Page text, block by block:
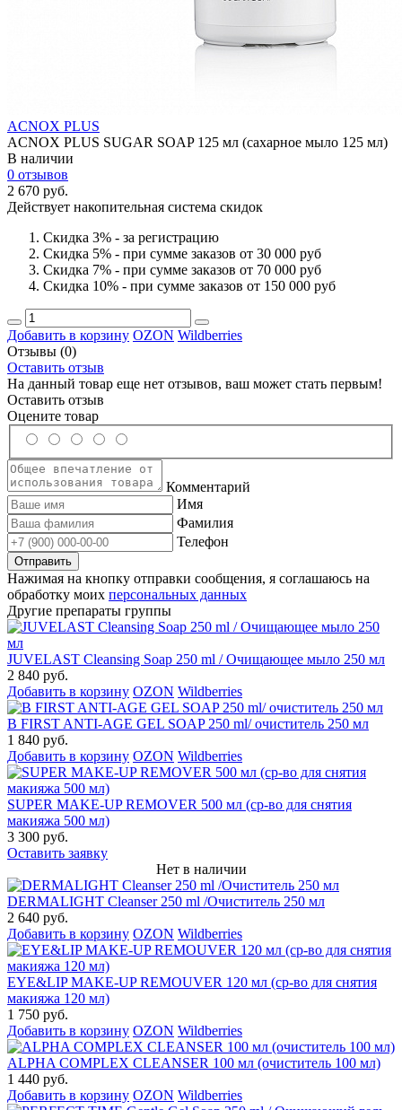
ACNOX PLUS
ACNOX PLUS SUGAR SOAP 125 мл (cахарное мыло 125 мл)
В наличии
0 отзывов
2 670 руб.
Действует накопительная система скидок
Скидка 3% - за регистрацию
Скидка 5% - при сумме заказов от 30 000 руб
Скидка 7% - при сумме заказов от 70 000 руб
Скидка 10% - при сумме заказов от 150 000 руб
Добавить в корзину OZON Wildberries
Отзывы (0)
Оставить отзыв
На данный товар еще нет отзывов, ваш может стать первым!
Оставить отзыв
Оцените товар
Комментарий
Имя
Фамилия
Телефон
Нажимая на кнопку отправки сообщения, я соглашаюсь на
обработку моих персональных данных
Другие препараты группы
JUVELAST Cleansing Soap 250 ml / Очищающее мыло 250 мл
2 840 руб.
Добавить в корзину OZON Wildberries
B FIRST ANTI-AGE GEL SOAP 250 ml/ очиститель 250 мл
1 840 руб.
Добавить в корзину OZON Wildberries
SUPER MAKE-UP REMOVER 500 мл (ср-во для снятия
макияжа 500 мл)
3 300 руб.
Оставить заявку
Нет в наличии
DERMALIGHT Cleanser 250 ml /Очиститель 250 мл
2 640 руб.
Добавить в корзину OZON Wildberries
EYE&LIP MAKE-UP REMOUVER 120 мл (ср-во для снятия
макияжа 120 мл)
1 750 руб.
Добавить в корзину OZON Wildberries
ALPHA COMPLEX СLEANSER 100 мл (очиститель 100 мл)
1 440 руб.
Добавить в корзину OZON Wildberries